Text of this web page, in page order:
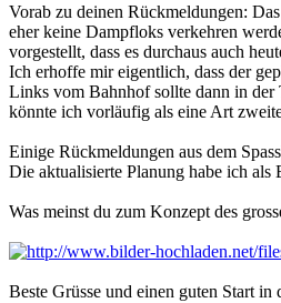
Vorab zu deinen Rückmeldungen:
eher keine Dampfloks verkehren
vorgestellt, dass es durchaus auch
Ich erhoffe mir eigentlich, dass der
Links vom Bahnhof sollte dann in der
könnte ich vorläufig als eine Art
Einige Rückmeldungen aus dem
Die aktualisierte Planung habe ich als
Was meinst du zum Konzept des
Beste Grüsse und einen guten Start in